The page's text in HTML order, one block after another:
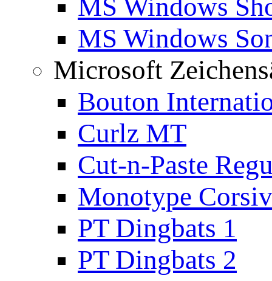
MS Windows
MS Windows
Microsoft
Bouton
Curlz MT
Cut-n-Paste
Monotype
PT Dingbats 1
PT Dingbats 2